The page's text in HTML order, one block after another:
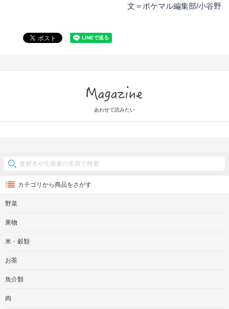
文＝ポケマル編集部/小谷野
あわせて読みたい
カテゴリから商品をさがす
野菜
果物
米・穀類
お茶
魚介類
肉